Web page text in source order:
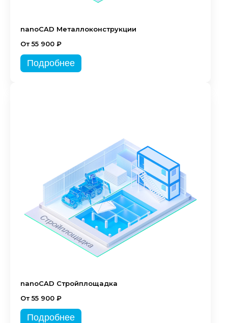
nanoCAD Металлоконструкции
От 55 900 ₽
Подробнее
nanoCAD Стройплощадка
От 55 900 ₽
Подробнее